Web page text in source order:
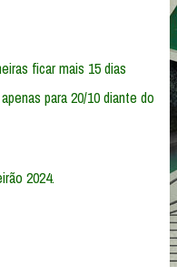
ficar mais 15 dias
para 20/10 diante do
2024.